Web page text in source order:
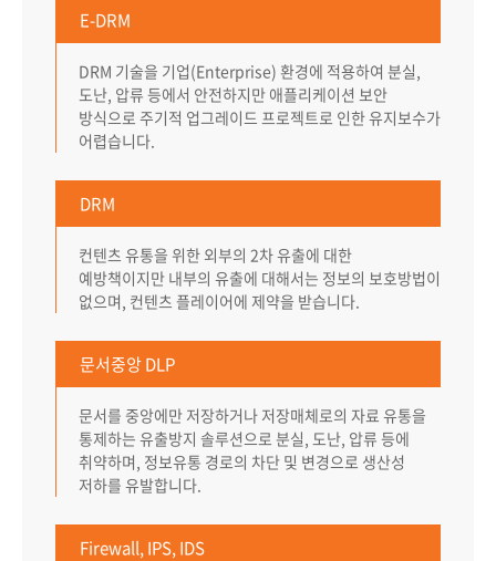
E-DRM
DRM 기술을 기업(Enterprise) 환경에 적용하여 분실,
도난, 압류 등에서 안전하지만 애플리케이션 보안
방식으로 주기적 업그레이드 프로젝트로 인한 유지보수가
어렵습니다.
DRM
컨텐츠 유통을 위한 외부의 2차 유출에 대한
예방책이지만 내부의 유출에 대해서는 정보의 보호방법이
없으며, 컨텐츠 플레이어에 제약을 받습니다.
문서중앙 DLP
문서를 중앙에만 저장하거나 저장매체로의 자료 유통을
통제하는 유출방지 솔루션으로 분실, 도난, 압류 등에
취약하며, 정보유통 경로의 차단 및 변경으로 생산성
저하를 유발합니다.
Firewall, IPS, IDS